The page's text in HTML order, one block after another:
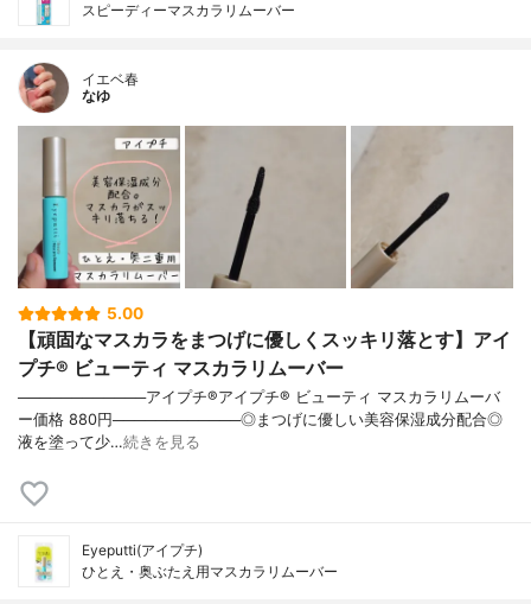
スピーディーマスカラリムーバー
イエベ春
なゆ
5.00
【頑固なマスカラをまつげに優しくスッキリ落とす】アイ
プチ® ビューティ マスカラリムーバー
────────────アイプチ®アイプチ® ビューティ マスカラリムーバ
ー価格 880円────────────◎まつげに優しい美容保湿成分配合◎
液を塗って少…続きを見る
Eyeputti(アイプチ)
ひとえ・奥ぶたえ用マスカラリムーバー